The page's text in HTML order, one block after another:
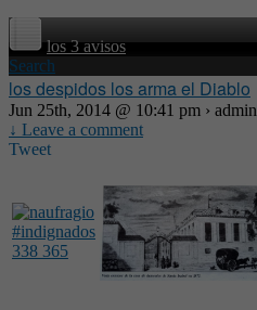
los 3 avisos
Search
los despidos los arma el Diablo
Jun 25th, 2014 @ 10:41 pm › admin
↓ Leave a comment
Tweet